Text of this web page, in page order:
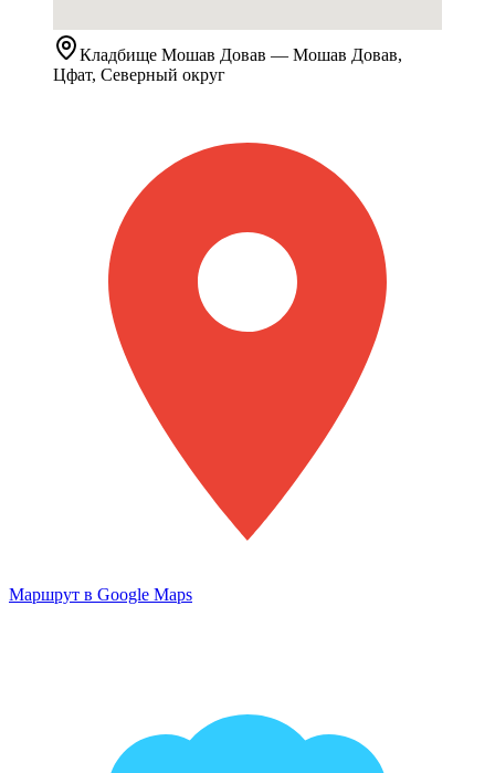
Кладбище Мошав Довав — Мошав Довав,
Цфат, Северный округ
Маршрут в Google Maps